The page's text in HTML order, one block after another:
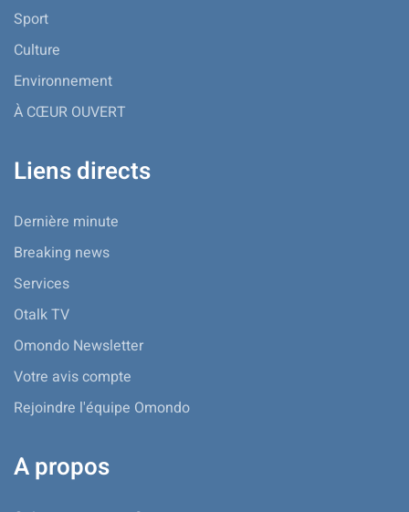
Sport
Culture
Environnement
À CŒUR OUVERT
Liens directs
Dernière minute
Breaking news
Services
Otalk TV
Omondo Newsletter
Votre avis compte
Rejoindre l'équipe Omondo
A propos